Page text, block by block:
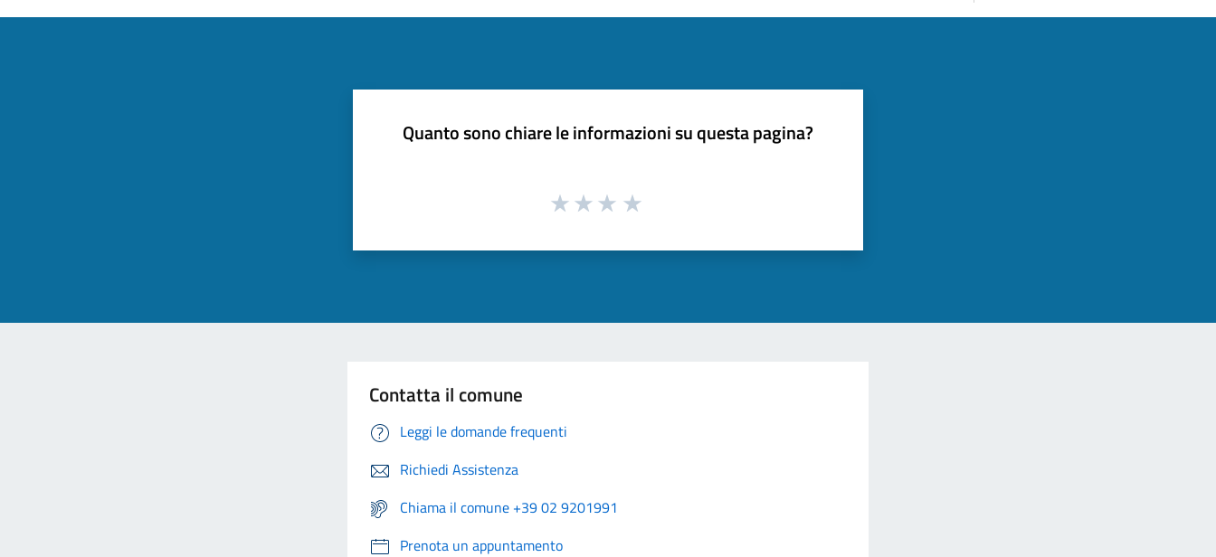
Quanto sono chiare le informazioni su questa pagina?
Contatta il comune
Leggi le domande frequenti
Richiedi Assistenza
Chiama il comune +39 02 9201991
Prenota un appuntamento